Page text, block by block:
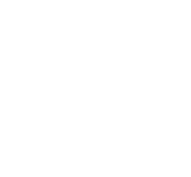
VZ E-HYBRID 1.4